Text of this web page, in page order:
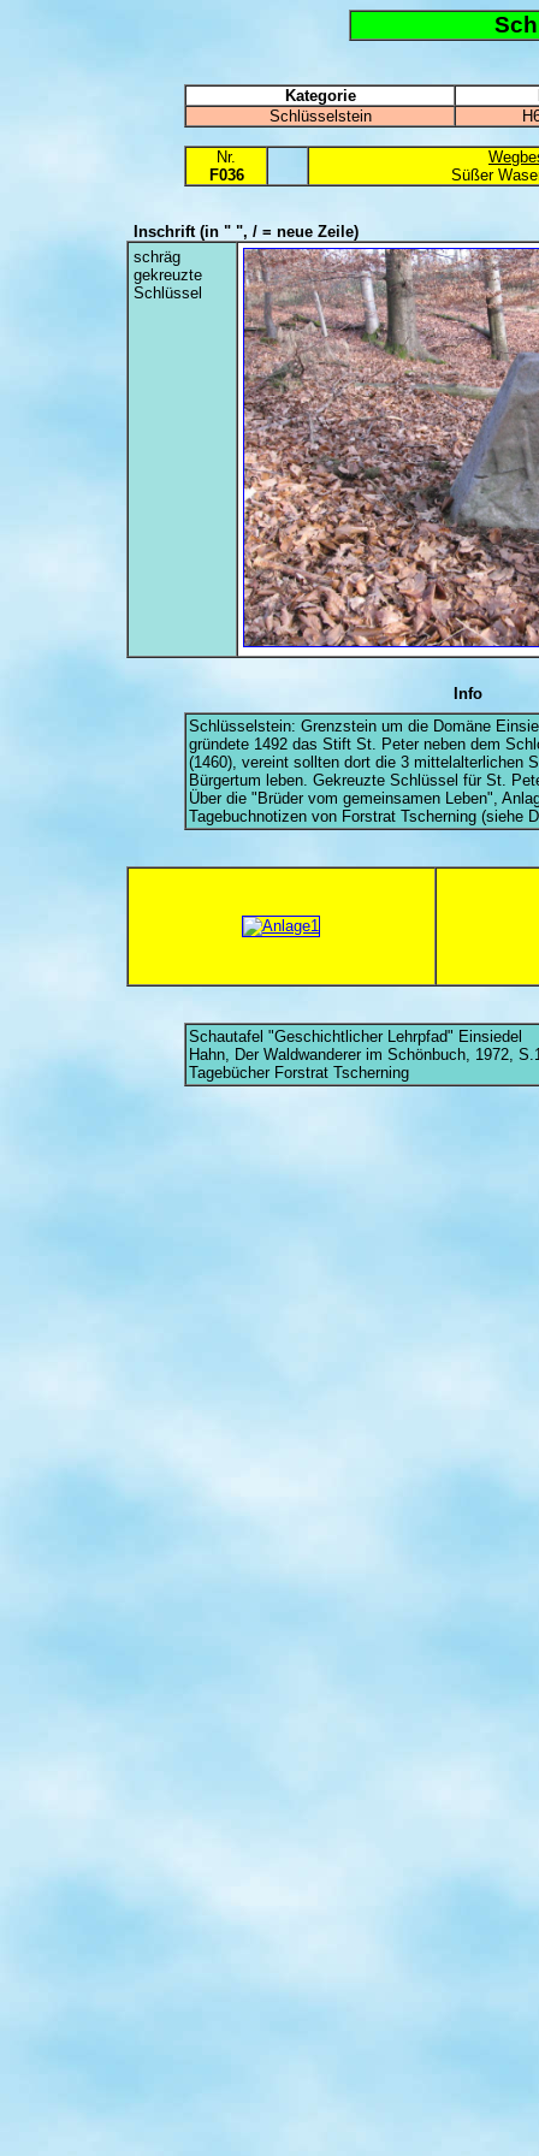
Kategorie
Schlüsselstein
Nr.
F036
Süßer
Inschrift(in " ", / = neue Zeile)
schräg
gekreuzte
Schlüssel
Info
Schlüsselstein: Grenzstein um die Domäne
gründete 1492 das Stift St. Peter neben dem
(1460), vereint sollten dort die 3 mittelalterlichen
Bürgertum leben. Gekreuzte Schlüssel für St.
Über die "Brüder vom gemeinsamen Leben",
Tagebuchnotizen von Forstrat Tscherning (siehe
Schautafel "Geschichtlicher Lehrpfad" Einsiedel
Hahn, Der Waldwanderer im Schönbuch, 1972,
Tagebücher Forstrat Tscherning